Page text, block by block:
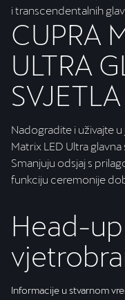
i transcendentalnih
CUPRA
ULTRA
SVJETLA
Nadogradite i uživajte
Matrix LED Ultra
Smanjuju odsjaj s
funkciju ceremonije
Head-
Informacije u stvarnom